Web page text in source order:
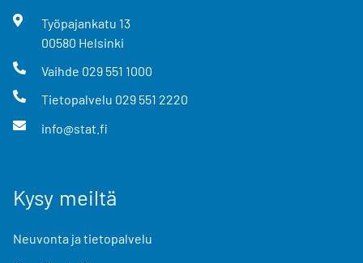
Työpajankatu 13
00580 Helsinki
Vaihde 029 551 1000
Tietopalvelu 029 551 2220
info@stat.fi
Kysy meiltä
Neuvonta ja tietopalvelu